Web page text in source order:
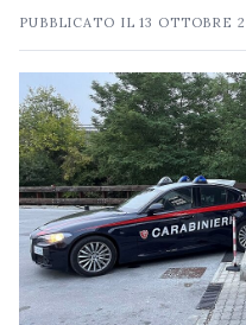
PUBBLICATO IL13 OTTOBRE